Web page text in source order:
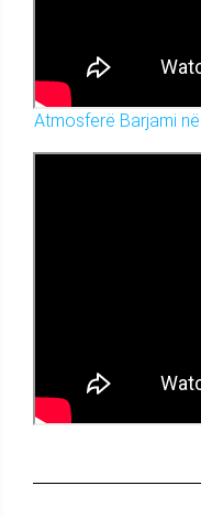
Atmosferë Barjami